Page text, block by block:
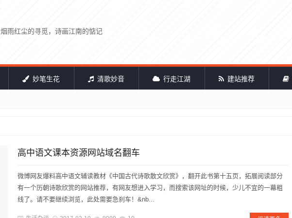
烟雨红尘的寻觅，诗画江南的惦记
妙笔生花 清歌妙音 行走江湖 建站推荐
高中语文课本资源网站域名翻车
微博网友爆料高中语文辅读教材《中国古代诗歌散文欣赏》，翻开此书第十五页，拓展阅读部分
有一个历朝诗歌欣赏的网站推荐，有网友想进入学习，而搜索该网址的时候，少儿不宜的一幕粗
线了。请不要继续浏览，此处需要急刹车！&nb...